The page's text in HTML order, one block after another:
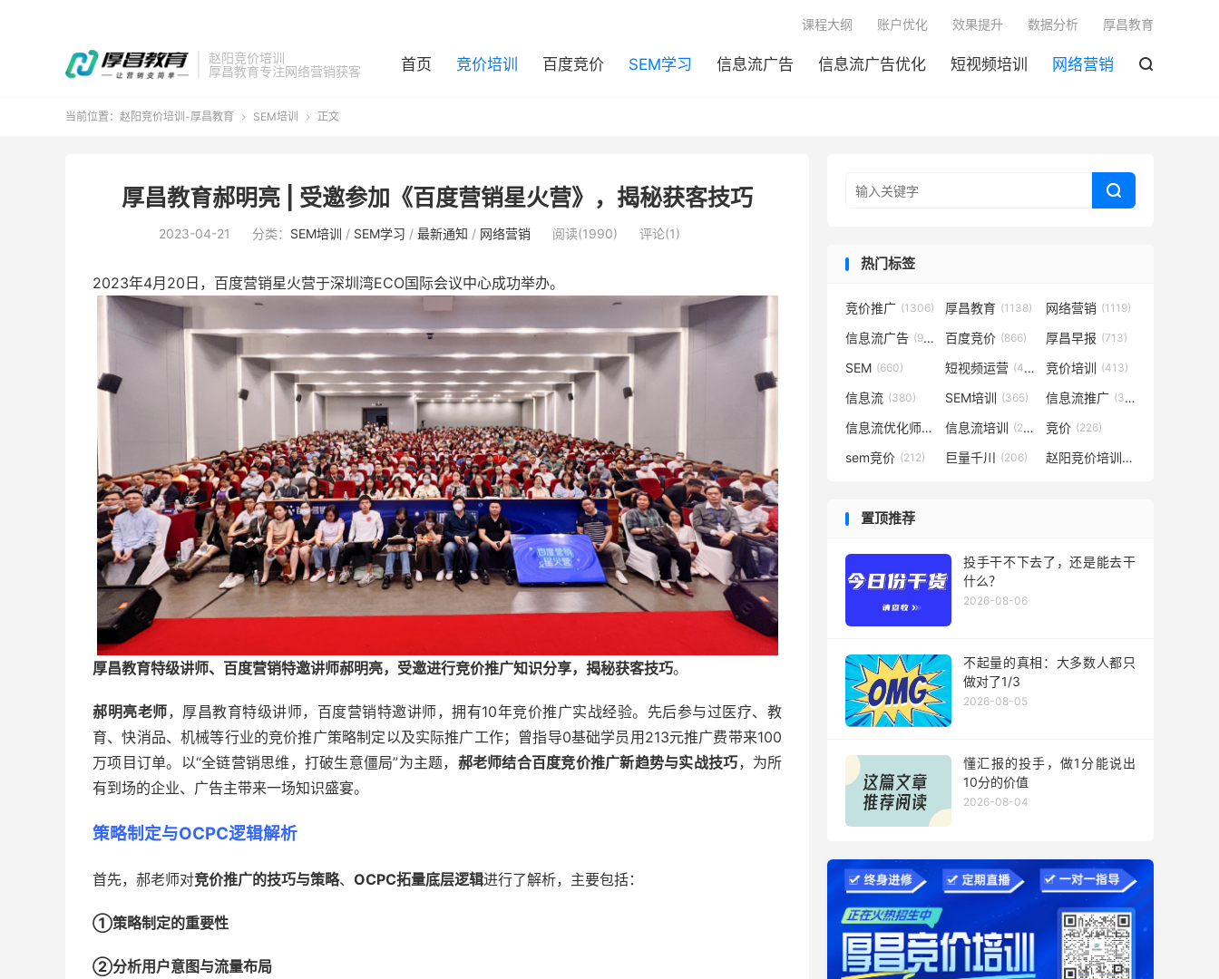
赵阳竞价培训
厚昌教育专注网络营销获客
首页 竞价培训 百度竞价 SEM学习 信息流广告 信息流广告优化 短视频培训 网络营销 
课程大纲 账户优化 效果提升 数据分析 厚昌教育
当前位置： 赵阳竞价培训-厚昌教育  SEM培训  正文
厚昌教育郝明亮 | 受邀参加《百度营销星火营》，揭秘获客技巧
2023-04-21 分类： SEM培训 / SEM学习 / 最新通知 / 网络营销 阅读(1990) 评论(1)
2023年4月20日，百度营销星火营于深圳湾ECO国际会议中心成功举办。
厚昌教育特级讲师、百度营销特邀讲师郝明亮，受邀进行竞价推广知识分享，揭秘获客技巧。
郝明亮老师，厚昌教育特级讲师，百度营销特邀讲师，拥有10年竞价推广实战经验。先后参与过医疗、教
育、快消品、机械等行业的竞价推广策略制定以及实际推广工作；曾指导0基础学员用213元推广费带来100
万项目订单。以“全链营销思维，打破生意僵局”为主题， 郝老师结合百度竞价推广新趋势与实战技巧，为所
有到场的企业、广告主带来一场知识盛宴。
策略制定与OCPC逻辑解析
首先，郝老师对竞价推广的技巧与策略、 OCPC拓量底层逻辑进行了解析，主要包括：
①策略制定的重要性
②分析用户意图与流量布局

热门标签
竞价推广 (1306) 厚昌教育 (1138) 网络营销 (1119)
信息流广告 (932) 百度竞价 (866) 厚昌早报 (713)
SEM (660) 短视频运营 (431) 竞价培训 (413)
信息流 (380) SEM培训 (365) 信息流推广 (350)
信息流优化师(291)信息流培训 (281) 竞价 (226)
sem竞价 (212) 巨量千川 (206) 赵阳竞价培训(194)
置顶推荐
投手干不下去了，还是能去干
什么？
2026-08-06
不起量的真相：大多数人都只
做对了1/3
2026-08-05
懂汇报的投手，做1分能说出
10分的价值
2026-08-04